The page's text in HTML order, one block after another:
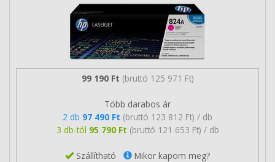
99 190 Ft (bruttó 125 971 Ft)
Több darabos ár
2 db 97 490 Ft (bruttó 123 812 Ft) / db
3 db-tól 95 790 Ft (bruttó 121 653 Ft) / db
Szállítható Mikor kapom meg?